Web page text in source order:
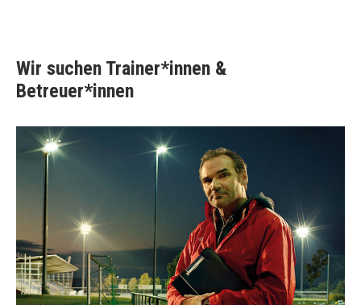
Wir suchen Trainer*innen &
Betreuer*innen